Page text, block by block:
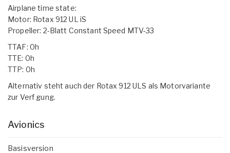
Airplane time state:
Motor: Rotax 912 UL iS
Propeller: 2-Blatt Constant Speed MTV-33
TTAF: 0h
TTE: 0h
TTP: 0h
Alternativ steht auch der Rotax 912 ULS als Motorvariante
zur Verf gung.
Avionics
Basisversion